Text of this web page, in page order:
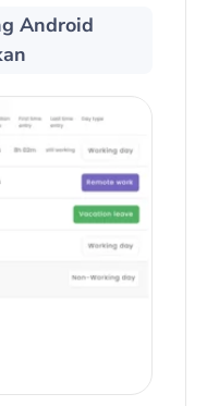
Android